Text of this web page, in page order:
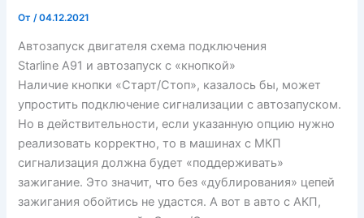
От /04.12.2021
Автозапуск двигателя схема подключения
Starline A91 и автозапуск с «кнопкой»
Наличие кнопки «Старт/Стоп», казалось бы, может
упростить подключение сигнализации с автозапуском.
Но в действительности, если указанную опцию нужно
реализовать корректно, то в машинах с МКП
сигнализация должна будет «поддерживать»
зажигание. Это значит, что без «дублирования» цепей
зажигания обойтись не удастся. А вот в авто с АКП,